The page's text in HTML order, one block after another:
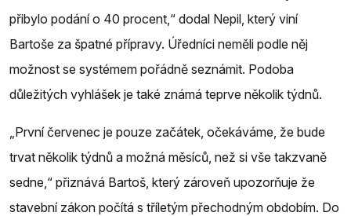
přibylo podání o 40 procent,“ dodal Nepil, který viní
Bartoše za špatné přípravy. Úředníci neměli podle něj
možnost se systémem pořádně seznámit. Podoba
důležitých vyhlášek je také známá teprve několik týdnů.
„První červenec je pouze začátek, očekáváme, že bude
trvat několik týdnů a možná měsíců, než si vše takzvaně
sedne,“ přiznává Bartoš, který zároveň upozorňuje že
stavební zákon počítá s tříletým přechodným obdobím. Do